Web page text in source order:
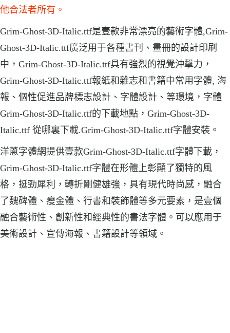
他合法者所有。
Grim-Ghost-3D-Italic.ttf是壹款非常漂亮的藝術字體,Grim-
Ghost-3D-Italic.ttf廣泛用于各種書刊、畫冊的設計印刷
中，Grim-Ghost-3D-Italic.ttf具有強烈的視覺沖擊力，
Grim-Ghost-3D-Italic.ttf報紙和雜志和書籍中常用字體, 海
報、個性促進品牌標志設計、字體設計、等環境，字體
Grim-Ghost-3D-Italic.ttf的下載地點，Grim-Ghost-3D-
Italic.ttf 從哪裏下載.Grim-Ghost-3D-Italic.ttf字體安裝。
洋蔥字體網提供壹款Grim-Ghost-3D-Italic.ttf字體下載，
Grim-Ghost-3D-Italic.ttf字體在形體上彰顯了獨特的風
格，挺勁犀利，轉折剛健雄強，具有現代時尚感，融合
了魏碑體、瘦金體、行書和裝飾體等多元要素，是壹個
融合藝術性、創新性和經典性的書法字體。可以應用于
美術設計、宣傳海報、書籍設計等領域。